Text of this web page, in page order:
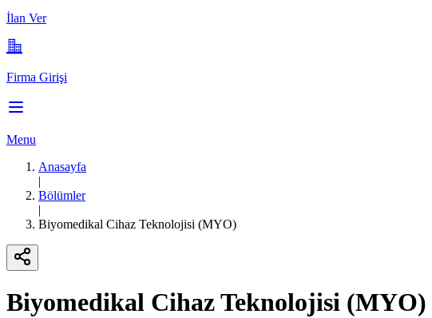
İlan Ver
Firma Girişi
Menu
Anasayfa
|
Bölümler
|
Biyomedikal Cihaz Teknolojisi (MYO)
Biyomedikal Cihaz Teknolojisi (MYO)